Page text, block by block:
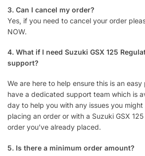
3. Can I cancel my order?
Yes, if you need to cancel your order
NOW.
4. What if I need Suzuki GSX 125
support?
We are here to help ensure this is an
have a dedicated support team which is
day to help you with any issues you
placing an order or with a Suzuki GSX
order you’ve already placed.
5. Is there a minimum order amount?